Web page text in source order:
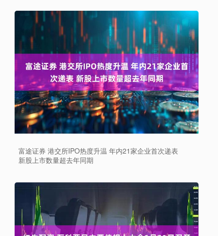
富途证券 港交所IPO热度升温 年内21家企业首次递表
新股上市数量超去年同期